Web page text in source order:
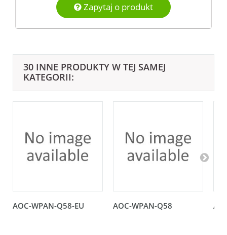
Zapytaj o produkt
30 INNE PRODUKTY W TEJ SAMEJ
KATEGORII:
AOC-WPAN-Q58-EU AOC-WPAN-Q58